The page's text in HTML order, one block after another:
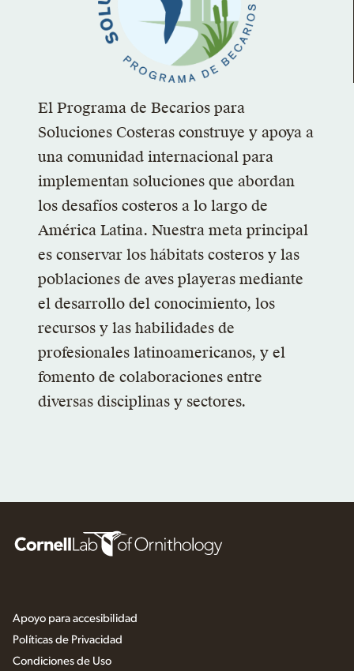
El Programa de Becarios para
Soluciones Costeras construye y apoya a
una comunidad internacional para
implementan soluciones que abordan
los desafíos costeros a lo largo de
América Latina. Nuestra meta principal
es conservar los hábitats costeros y las
poblaciones de aves playeras mediante
el desarrollo del conocimiento, los
recursos y las habilidades de
profesionales latinoamericanos, y el
fomento de colaboraciones entre
diversas disciplinas y sectores.
Apoyo para accesibilidad
Políticas de Privacidad
Condiciones de Uso